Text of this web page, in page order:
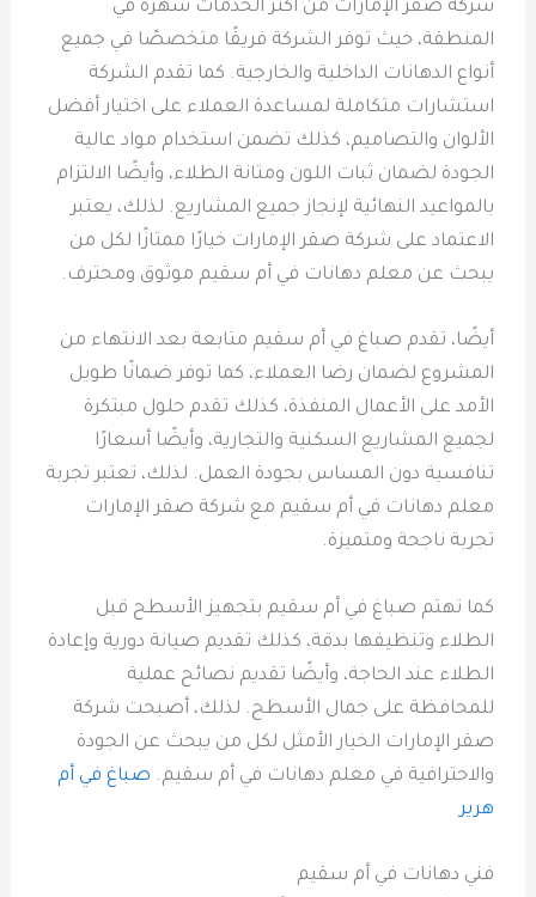
شركة صقر الإمارات من أكثر الخدمات شهرة في
المنطقة، حيث توفر الشركة فريقًا متخصصًا في جميع
أنواع الدهانات الداخلية والخارجية. كما تقدم الشركة
استشارات متكاملة لمساعدة العملاء على اختيار أفضل
الألوان والتصاميم، كذلك تضمن استخدام مواد عالية
الجودة لضمان ثبات اللون ومتانة الطلاء، وأيضًا الالتزام
بالمواعيد النهائية لإنجاز جميع المشاريع. لذلك، يعتبر
الاعتماد على شركة صقر الإمارات خيارًا ممتازًا لكل من
يبحث عن معلم دهانات في أم سقيم موثوق ومحترف.
أيضًا، تقدم صباغ في أم سقيم متابعة بعد الانتهاء من
المشروع لضمان رضا العملاء، كما توفر ضمانًا طويل
الأمد على الأعمال المنفذة، كذلك تقدم حلول مبتكرة
لجميع المشاريع السكنية والتجارية، وأيضًا أسعارًا
تنافسية دون المساس بجودة العمل. لذلك، تعتبر تجربة
معلم دهانات في أم سقيم مع شركة صقر الإمارات
تجربة ناجحة ومتميزة.
كما تهتم صباغ في أم سقيم بتجهيز الأسطح قبل
الطلاء وتنظيفها بدقة، كذلك تقديم صيانة دورية وإعادة
الطلاء عند الحاجة، وأيضًا تقديم نصائح عملية
للمحافظة على جمال الأسطح. لذلك، أصبحت شركة
صقر الإمارات الخيار الأمثل لكل من يبحث عن الجودة
والاحترافية في معلم دهانات في أم سقيم. صباغ في أم
هرير
فني دهانات في أم سقيم